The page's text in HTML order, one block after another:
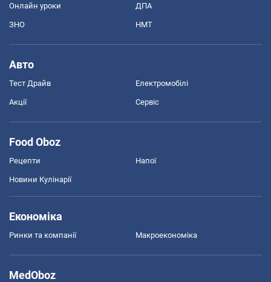
Онлайн уроки ДПА
ЗНО НМТ
Авто
Тест Драйв Електромобілі
Акції Сервіс
Food Oboz
Рецепти Напої
Новини Кулінарії
Економіка
Ринки та компанії Макроекономіка
MedOboz